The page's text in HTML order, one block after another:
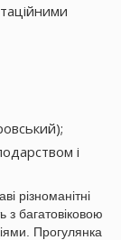
і
різноманітні
з багатовіковою
Прогулянка